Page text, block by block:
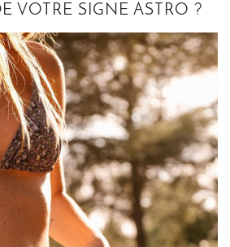
VOTRE SIGNE ASTRO ?